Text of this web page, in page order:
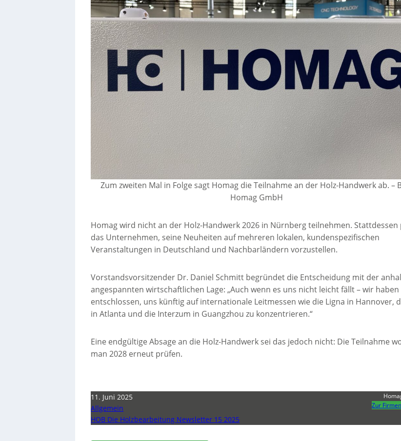
Zum zweiten Mal in Folge sagt Homag die Teilnahme an der Holz-Handwerk ab. –
Homag GmbH
Homag wird nicht an der Holz-Handwerk 2026 in Nürnberg teilnehmen. Stattdessen
das Unternehmen, seine Neuheiten auf mehreren lokalen, kundenspezifischen
Veranstaltungen in Deutschland und Nachbarländern vorzustellen.
Vorstandsvorsitzender Dr. Daniel Schmitt begründet die Entscheidung mit der
angespannten wirtschaftlichen Lage: „Auch wenn es uns nicht leicht fällt – wir haben
entschlossen, uns künftig auf internationale Leitmessen wie die Ligna in Hannover,
in Atlanta und die Interzum in Guangzhou zu konzentrieren.“
Eine endgültige Absage an die Holz-Handwerk sei das jedoch nicht: Die Teilnahme
man 2028 erneut prüfen.
11. Juni 2025
Allgemein
HOB Die Holzbearbeitung Newsletter 15 2025
Zur